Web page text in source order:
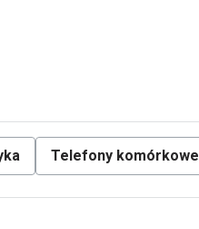
Telefony komórkowe